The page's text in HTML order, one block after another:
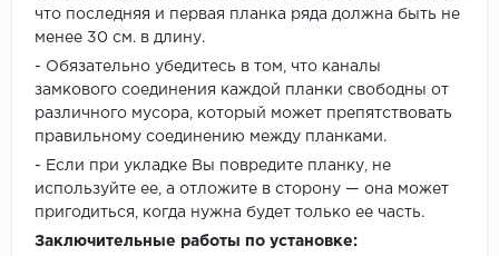
что последняя и первая планка ряда должна быть не
менее 30 см. в длину.
- Обязательно убедитесь в том, что каналы
замкового соединения каждой планки свободны от
различного мусора, который может препятствовать
правильному соединению между планками.
- Если при укладке Вы повредите планку, не
используйте ее, а отложите в сторону — она может
пригодиться, когда нужна будет только ее часть.
Заключительные работы по установке: